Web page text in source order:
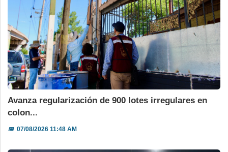
Avanza regularización de 900 lotes irregulares en
colon...
📅07/08/2026 11:48 AM